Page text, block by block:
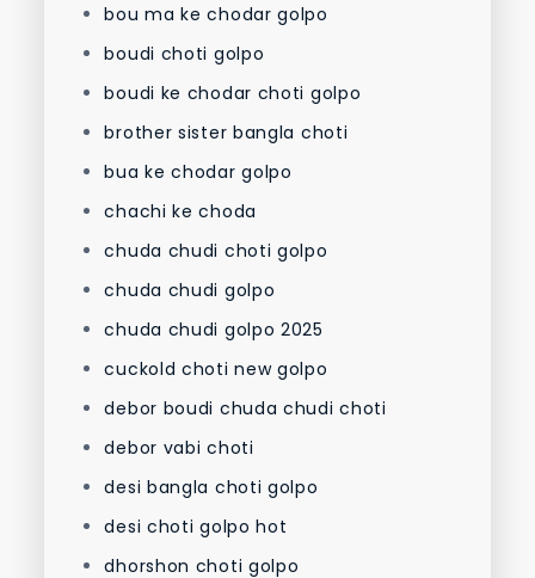
bou ma ke chodar golpo
boudi choti golpo
boudi ke chodar choti golpo
brother sister bangla choti
bua ke chodar golpo
chachi ke choda
chuda chudi choti golpo
chuda chudi golpo
chuda chudi golpo 2025
cuckold choti new golpo
debor boudi chuda chudi choti
debor vabi choti
desi bangla choti golpo
desi choti golpo hot
dhorshon choti golpo